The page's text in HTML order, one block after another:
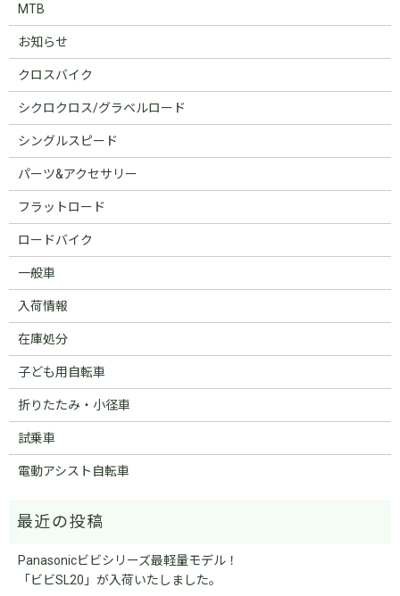
MTB
お知らせ
クロスバイク
シクロクロス/グラベルロード
シングルスピード
パーツ&アクセサリー
フラットロード
ロードバイク
一般車
入荷情報
在庫処分
子ども用自転車
折りたたみ・小径車
試乗車
電動アシスト自転車
Panasonicビビシリーズ最軽量モデル！
「ビビSL20」が入荷いたしました。